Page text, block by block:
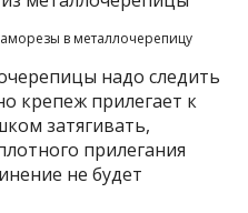
в металлочерепицу
надо следить
крепеж прилегает к
затягивать,
прилегания
не будет